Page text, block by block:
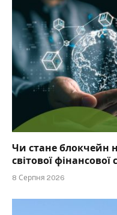
Чи стане блокчейн
світової
8 Серпня 2026